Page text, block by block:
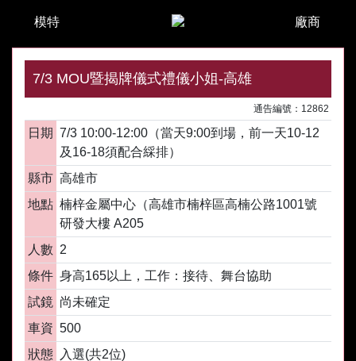
模特 廠商
7/3 MOU暨揭牌儀式禮儀小姐-高雄
通告編號：12862
日期 7/3 10:00-12:00（當天9:00到場，前一天10-12
及16-18須配合綵排）
縣市 高雄市
地點 楠梓金屬中心（高雄市楠梓區高楠公路1001號
研發大樓 A205
人數 2
條件 身高165以上，工作：接待、舞台協助
試鏡 尚未確定
車資 500
狀態
入選(共2位)